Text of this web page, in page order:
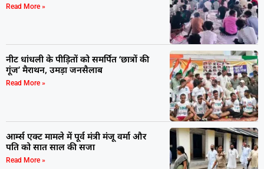
Read More »
नीट धांधली के पीड़ितों को समर्पित ‘छात्रों की
गूंज’ मैराथन, उमड़ा जनसैलाब
Read More »
आर्म्स एक्ट मामले में पूर्व मंत्री मंजू वर्मा और
पति को सात साल की सजा
Read More »